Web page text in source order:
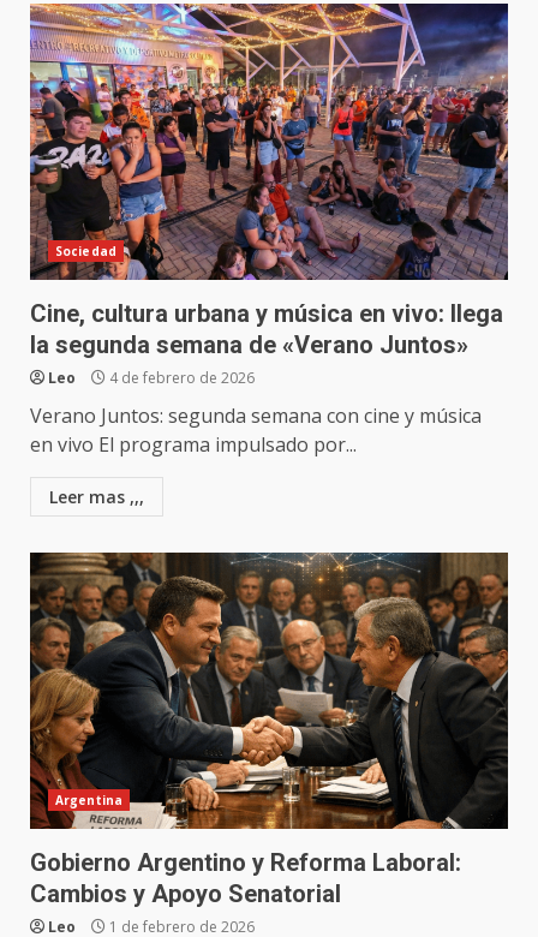
Sociedad
Cine, cultura urbana y música en vivo: llega
la segunda semana de «Verano Juntos»
Leo 4 de febrero de 2026
Verano Juntos: segunda semana con cine y música
en vivo El programa impulsado por...
Leer mas ,,,
Argentina
Gobierno Argentino y Reforma Laboral:
Cambios y Apoyo Senatorial
Leo 1 de febrero de 2026